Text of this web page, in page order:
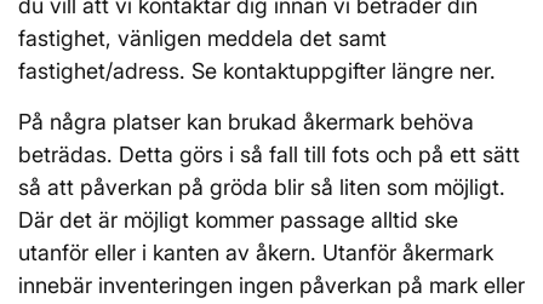
du vill att vi kontaktar dig innan vi beträder din
fastighet, vänligen meddela det samt
fastighet/adress. Se kontaktuppgifter längre ner.
På några platser kan brukad åkermark behöva
beträdas. Detta görs i så fall till fots och på ett sätt
så att påverkan på gröda blir så liten som möjligt.
Där det är möjligt kommer passage alltid ske
utanför eller i kanten av åkern. Utanför åkermark
innebär inventeringen ingen påverkan på mark eller